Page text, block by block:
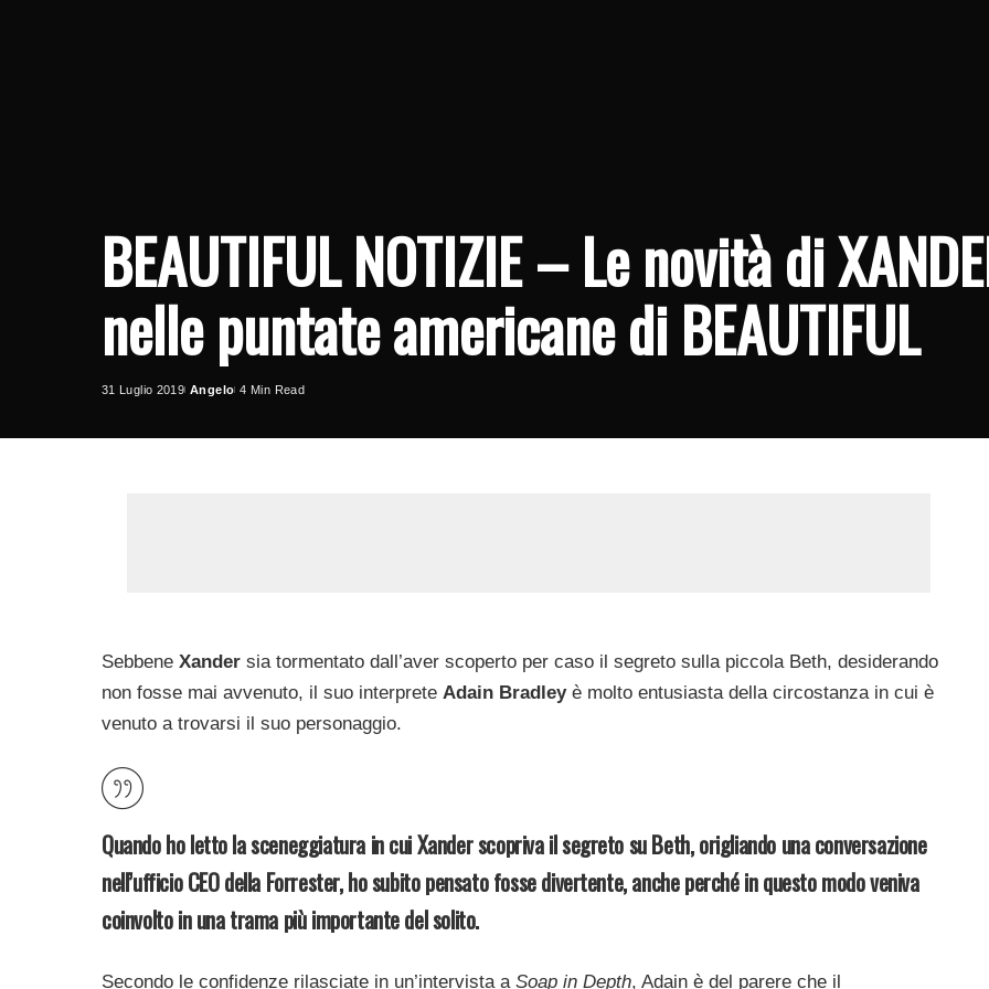
BEAUTIFUL NOTIZIE – Le novità di
nelle puntate americane di BEAUTIFUL
31 Luglio 2019
Posted
Angelo 4 Min Read
Sebbene Xander sia tormentato dall’aver scoperto per caso il segreto sulla piccola Beth, desiderando
non fosse mai avvenuto, il suo interprete Adain Bradleyè molto entusiasta della circostanza in cui è
venuto a trovarsi il suo personaggio.
Quando ho letto la sceneggiatura in cui Xander scopriva il segreto su Beth, origliando una conversazione
nell’ufficio CEO della Forrester, ho subito pensato fosse divertente, anche perché in questo modo veniva
coinvolto in una trama più importante del solito.
Secondo le confidenze rilasciate in un’intervista a Soap in Depth, Adain è del parere che il